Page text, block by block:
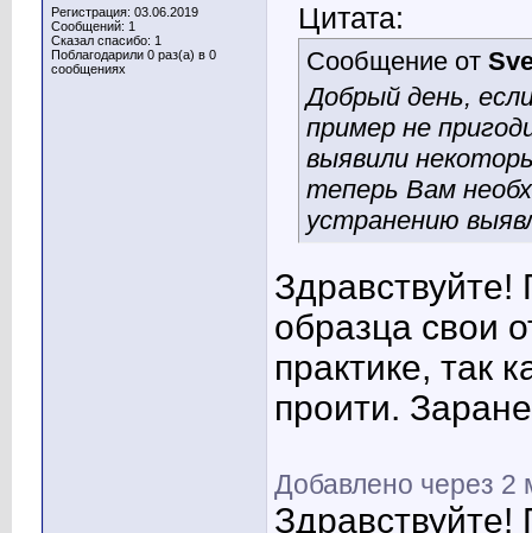
Регистрация: 03.06.2019
Сообщений: 1
Сказал спасибо: 1
Поблагодарили 0 раз(а) в 0
сообщениях
Цитата:
Сообщение от
Добрый день,
пример не
выявили
теперь Вам
устранению
образца свои
практике, так
проити.
Добавлено через 2